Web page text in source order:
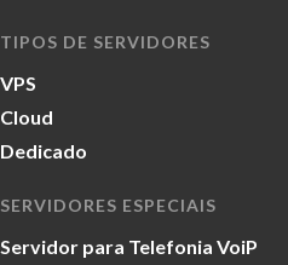
TIPOS DE SERVIDORES
VPS
Cloud
Dedicado
SERVIDORES ESPECIAIS
Servidor para Telefonia VoiP